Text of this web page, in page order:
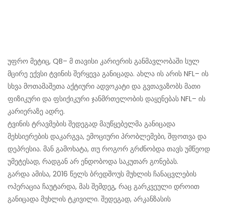
უფრო მეტიც, QB– მ თავისი კარიერის განმავლობაში სულ
მცირე ექვსი ტვინის შერყევა განიცადა. ახლა ის არის NFL– ის
სხვა მოთამაშეთა აქტიური ადვოკატი და გვთავაზობს მათი
ფიზიკური და ფსიქიკური ჯანმრთელობის დაყენებას NFL– ის
კარიერაზე ადრე.
ტვინის ტრავმების შედეგად მაუწყებელმა განიცადა
მეხსიერების დაკარგვა, ემოციური პრობლემები, შფოთვა და
დეპრესია. მან გამოხატა, თუ როგორ გრძნობდა თავს უმწეოდ
უმეტესად, რადგან არ ენდობოდა საკუთარ გონებას.
გარდა ამისა, 2016 წელს ბრედშოუს მუხლის ჩანაცვლების
ოპერაცია ჩაუტარდა, მას შემდეგ, რაც გარკვეული დროით
განიცადა მუხლის ტკივილი. შედეგად, არკანზასის